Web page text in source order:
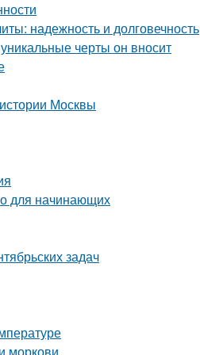
надежность и долговечность
черты он вносит
Москвы
для начинающих
задач